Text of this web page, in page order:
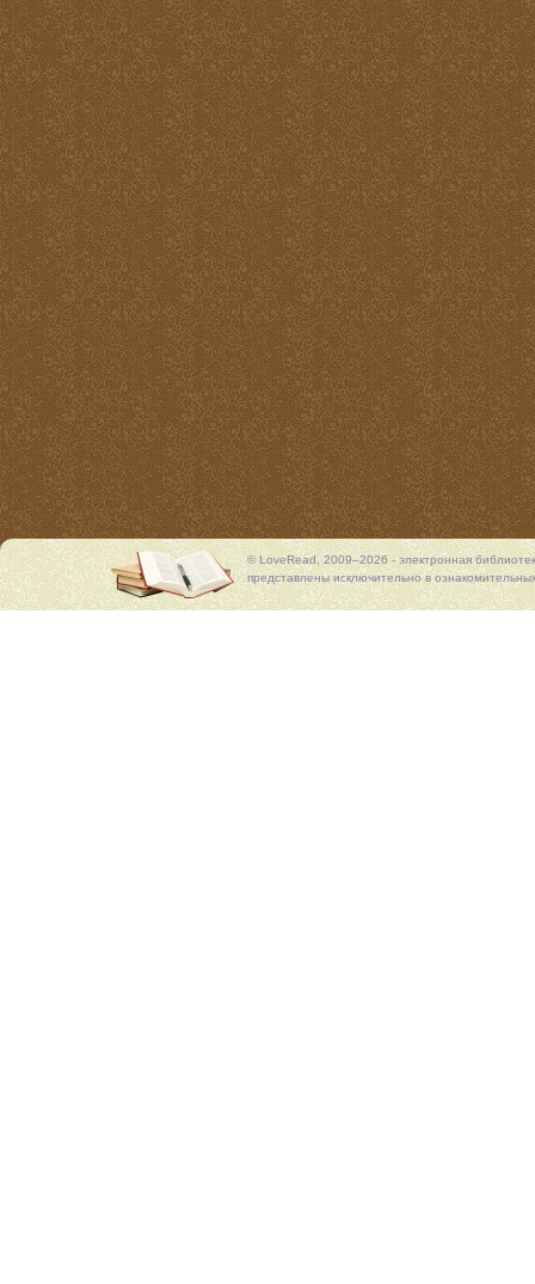
© LoveRead, 2009–2026 - электронная
представлены исключительно в